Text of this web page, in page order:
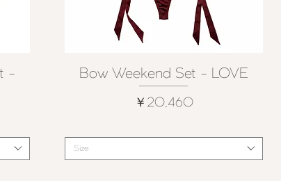
-
クイックビュー
Bow Weekend Set - LOVE
価格
￥20,460
Size